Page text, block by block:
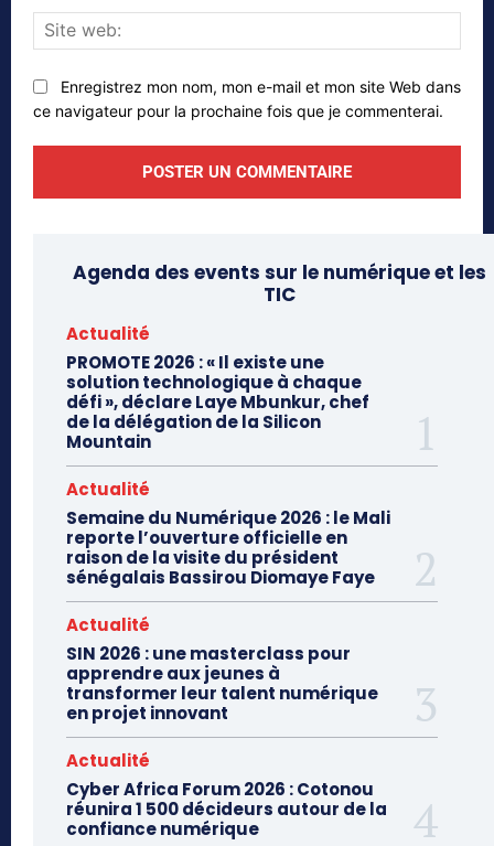
web:
Enregistrez mon nom, mon e-mail et mon site Web dans
ce navigateur pour la prochaine fois que je commenterai.
Agenda des events sur le numérique et les
TIC
Actualité
PROMOTE 2026 : « Il existe une
solution technologique à chaque
défi », déclare Laye Mbunkur, chef
de la délégation de la Silicon
Mountain
Actualité
Semaine du Numérique 2026 : le Mali
reporte l’ouverture officielle en
raison de la visite du président
sénégalais Bassirou Diomaye Faye
Actualité
SIN 2026 : une masterclass pour
apprendre aux jeunes à
transformer leur talent numérique
en projet innovant
Actualité
Cyber Africa Forum 2026 : Cotonou
réunira 1 500 décideurs autour de la
confiance numérique